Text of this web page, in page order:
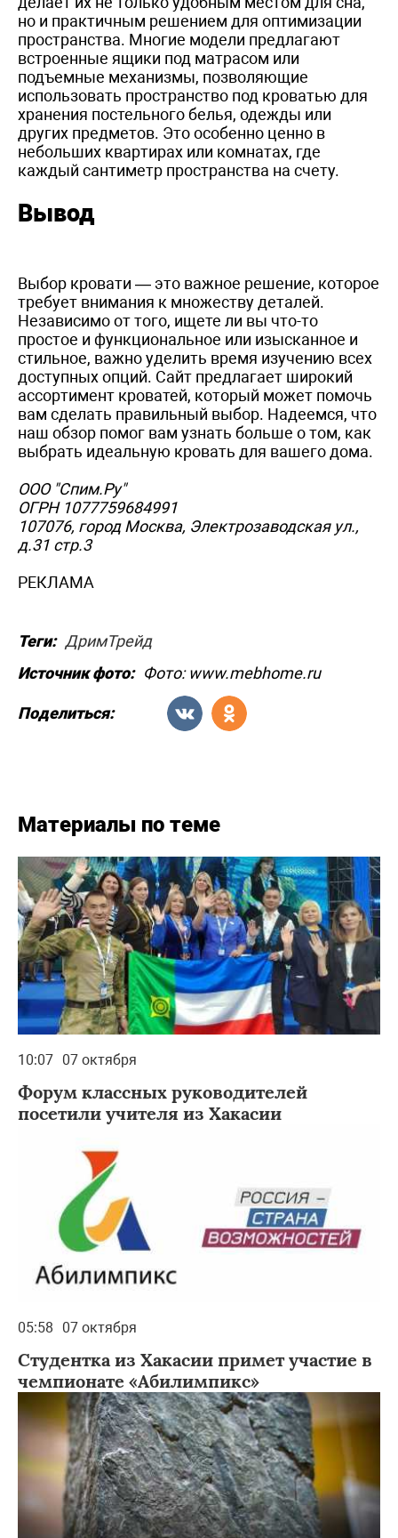
но и практичным решением для оптимизации
пространства. Многие модели предлагают
встроенные ящики под матрасом или
подъемные механизмы, позволяющие
использовать пространство под кроватью для
хранения постельного белья, одежды или
других предметов. Это особенно ценно в
небольших квартирах или комнатах, где
каждый сантиметр пространства на счету.
Вывод
Выбор кровати — это важное решение, которое
требует внимания к множеству деталей.
Независимо от того, ищете ли вы что-то
простое и функциональное или изысканное и
стильное, важно уделить время изучению всех
доступных опций. Сайт предлагает широкий
ассортимент кроватей, который может помочь
вам сделать правильный выбор. Надеемся, что
наш обзор помог вам узнать больше о том, как
выбрать идеальную кровать для вашего дома.
ООО "Спим.Ру"
ОГРН 1077759684991
107076, город Москва, Электрозаводская ул.,
д.31 стр.3
РЕКЛАМА
Теги: ДримТрейд
Источник фото: Фото: www.mebhome.ru
Поделиться:
Материалы по теме
10:07 07 октября
Форум классных руководителей
посетили учителя из Хакасии
05:58 07 октября
Студентка из Хакасии примет участие в
чемпионате «Абилимпикс»